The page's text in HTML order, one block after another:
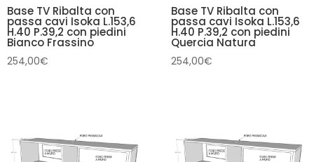
Base TV Ribalta con
passa cavi Isoka L.153,6
H.40 P.39,2 con piedini
Bianco Frassino
254,00€
Base TV Ribalta con
passa cavi Isoka L.153,6
H.40 P.39,2 con piedini
Quercia Natura
254,00€